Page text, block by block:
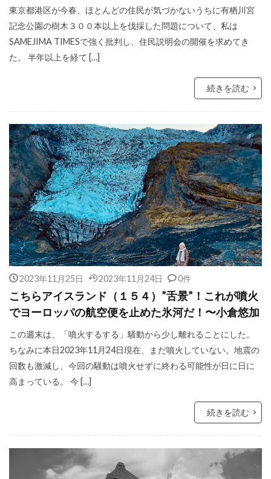
東京都港区が今春、ほとんどの住民が気づかないうちに有栖川宮
記念公園の樹木３００本以上を伐採した問題について、私は
SAMEJIMA TIMESで強く批判し、住民説明会の開催を求めてき
た。 半年以上を経て […]
続きを読む
2023年11月25日 2023年11月24日 0件
こちらアイスランド（１５４）”舌景”！これが噴火
でヨーロッパの航空便を止めた氷河だ！〜小倉悠加
この週末は、「噴火するする」騒動から少し離れることにした。
ちなみに本日2023年11月24日現在、まだ噴火していない。地震の
回数も激減し、今回の騒動は噴火せずに終わる可能性が日に日に
高まっている。 今 […]
続きを読む